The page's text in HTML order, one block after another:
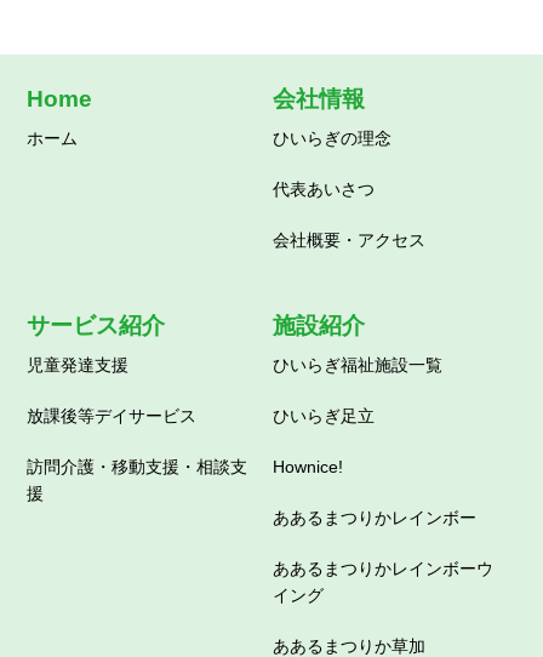
Home
ホーム
会社情報
ひいらぎの理念
代表あいさつ
会社概要・アクセス
サービス紹介
児童発達支援
放課後等デイサービス
訪問介護・移動支援・相談支
援
施設紹介
ひいらぎ福祉施設一覧
ひいらぎ足立
Hownice!
ああるまつりかレインボー
ああるまつりかレインボーウ
イング
ああるまつりか草加